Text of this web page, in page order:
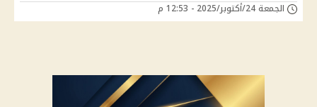
الجمعة 24/أكتوبر/2025 - 12:53 م